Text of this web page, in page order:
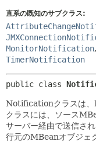
索引
ヘルプ
直系の既知のサブクラス:
MonitorNotification,
TimerNotification
public class
Notificationクラスは、
クラスには、ソース
サーバー経由で送信さ
行元のMBeanオブジェ